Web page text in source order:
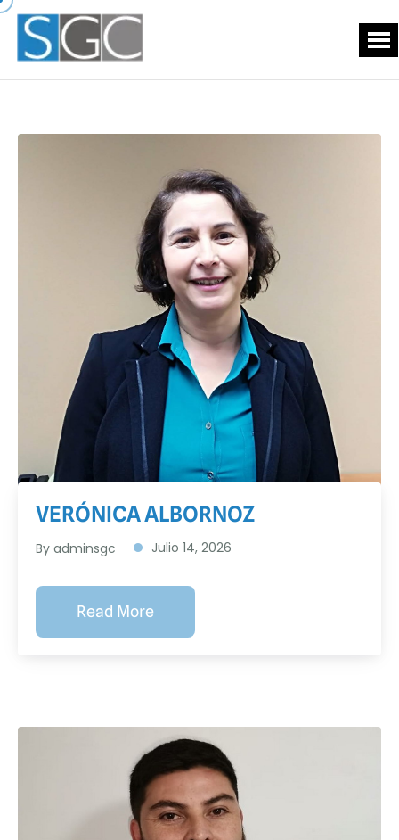
VERÓNICA ALBORNOZ
By adminsgc Julio 14, 2026
Read More